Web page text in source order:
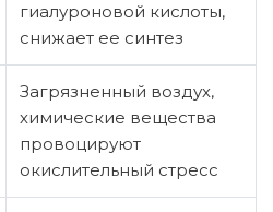
гиалуроновой кислоты,
снижает ее синтез
Загрязненный воздух,
химические вещества
провоцируют
окислительный стресс